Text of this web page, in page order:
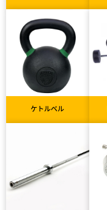
ケトルベル